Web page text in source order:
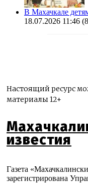
В Махачкале
18.07.2026 11:46
Настоящий ресурс
материалы 12+
известия
Газета
зарегистрирована